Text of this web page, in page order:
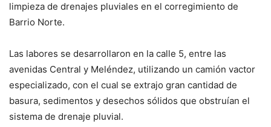
limpieza de drenajes pluviales en el corregimiento de
Barrio Norte.
Las labores se desarrollaron en la calle 5, entre las
avenidas Central y Meléndez, utilizando un camión vactor
especializado, con el cual se extrajo gran cantidad de
basura, sedimentos y desechos sólidos que obstruían el
sistema de drenaje pluvial.